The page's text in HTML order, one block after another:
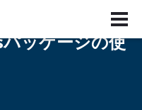
登録するsshh
ッケージの使